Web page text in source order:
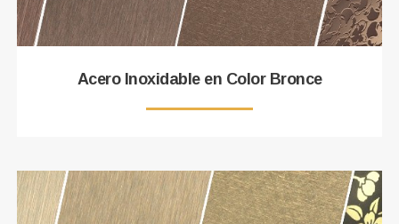
Acero Inoxidable en Color Bronce